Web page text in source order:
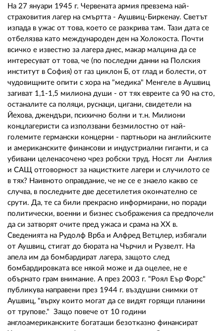
На 27 януари 1945 г. Червената армия превзема най-
страховития лагер на смъртта - Аушвиц-Биркенау. Светът
изпада в ужас от това, което се разкрива там. Тази дата се
отбелязва като международен ден на Холокоста. Почти
всичко е известно за лагера днес, макар малцина да се
интересуват от това, че (по последни данни на Полския
институт в София) от газ циклон Б, от глад и болести, от
чудовищните опити с хора на "медика" Менгеле в Аушвиц
загиват 1,1-1,5 милиона души - от тях евреите са 90 на сто,
останалите са поляци, руснаци, цигани, свидетели на
Йехова, джендъри, психично болни и т.н. Милиони
концлагеристи са използвани безмилостно от най-
големите германски концерни - партньори на английските
и американските финансови и индустриални гиганти, и са
убивани целенасочено чрез робски труд. Носят ли Англия
и САЩ отговорност за нацистките лагери и случилото се
в тях? Наивното оправдание, че не се е знаело какво се
случва, в последните две десетилетия окончателно се
срути. Да, те са били прекрасно информирани, но поради
политически, военни и бизнес съображения са предпочели
да си затворят очите пред ужаса и срама на ХХ в.
Сведенията на Рудолф Врба и Алфред Ветцлер, избягали
от Аушвиц, стигат до бюрата на Чърчил и Рузвелт. На
апела им да бомбардират лагера, защото след
бомбардировката все някой може и да оцелее, не е
обърнато грам внимание. А през 2003 г. "Роял Еър Форс"
публикува направени през 1944 г. въздушни снимки от
Аушвиц, "върху които могат да се видят горящи планини
от трупове." Защо повече от 10 години
англоамериканските богаташи безотказно финансират
ПОЛИТИКАТА ЗА
ПОВЕРИТЕЛНОСТ
02 975 20 35